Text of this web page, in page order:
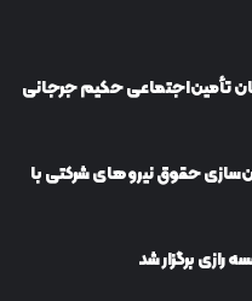
تأمین‌اجتماعی حکیم جرجانی
حقوق نیروهای شرکتی با
رازی برگزار شد